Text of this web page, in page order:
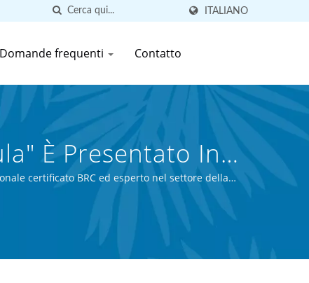
ITALIANO
Domande frequenti Contatto
È Presentato In
In Scatola Da
certificato BRC ed esperto nel settore della